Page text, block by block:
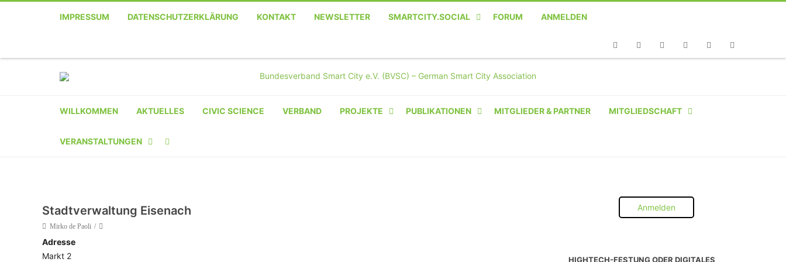
IMPRESSUM DATENSCHUTZERKLÄRUNG KONTAKT NEWSLETTER SMARTCITY.SOCIAL FORUM ANMELDEN
WILLKOMMEN AKTUELLES CIVIC SCIENCE VERBAND PROJEKTE PUBLIKATIONEN MITGLIEDER & PARTNER MITGLIEDSCHAFT
INSTITUTION
VERANSTALTUNGEN
REGISTRIERUNG
VERANSTALTUNG
EINREICHEN
Stadtverwaltung Eisenach
Mirko de Paoli
Adresse
Markt 2
Anmelden
HIGHTECH-FESTUNG ODER DIGITALES